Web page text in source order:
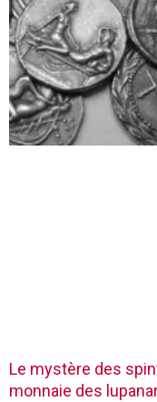
Le mystère des
monnaie des